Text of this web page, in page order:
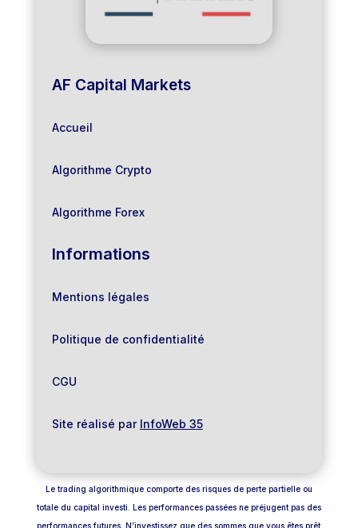
AF Capital Markets
Accueil
Algorithme Crypto
Algorithme Forex
Informations
Mentions légales
Politique de confidentialité
CGU
Site réalisé par InfoWeb 35
Le trading algorithmique comporte des risques de perte partielle ou
totale du capital investi. Les performances passées ne préjugent pas des
performances futures. N’investissez que des sommes que vous êtes prêt